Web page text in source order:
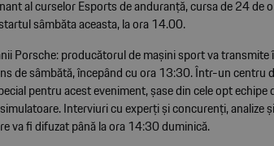
al curselor Esports de anduranță, cursa de 24 de
sâmbăta aceasta, la ora 14.00.
Porsche: producătorul de mașini sport va transmite
de sâmbătă, începând cu ora 13:30. Într-un centru
pentru acest eveniment, șase din cele opt echipe
Interviuri cu experți și concurenți, analize
va fi difuzat până la ora 14:30 duminică.